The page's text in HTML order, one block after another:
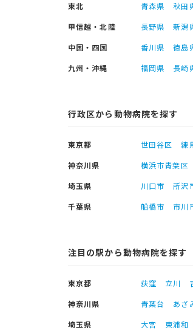
東北
青森県 秋田
甲信越・北陸
長野県 新潟
中国・四国
香川県 徳島
九州・沖縄
福岡県 長崎
行政区から動物病院を探す
東京都 世田谷区 練
神奈川県
横浜市青葉区
埼玉県
川口市 所沢
千葉県
船橋市 市川
注目の駅から動物病院を探す
東京都 荻窪 立川
神奈川県
青葉台 あざ
埼玉県
大宮 東浦和